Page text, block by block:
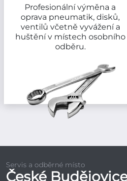
Profesionální výměna a
oprava pneumatik, disků,
ventilů včetně vyvážení a
huštění v místech osobního
odběru.
Servis a odběrné místo
České